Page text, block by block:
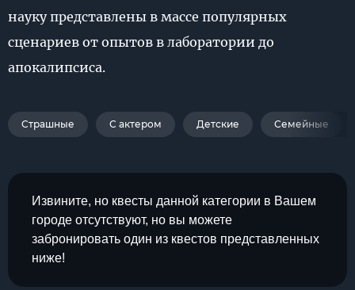
науку представлены в массе популярных
сценариев от опытов в лаборатории до
апокалипсиса.
Страшные С актером Детские Семейные
Извините, но квесты данной категории в Вашем
городе отсутствуют, но вы можете
забронировать один из квестов представленных
ниже!